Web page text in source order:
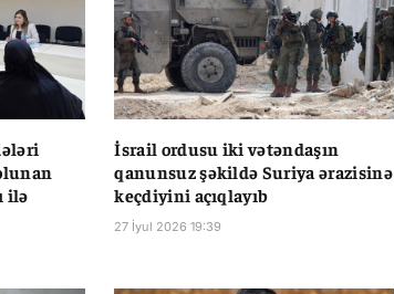
ilə
İsrail ordusu iki vətəndaşın
qanunsuz şəkildə Suriya ərazisinə
keçdiyini açıqlayıb
27 İyul 2026 19:39